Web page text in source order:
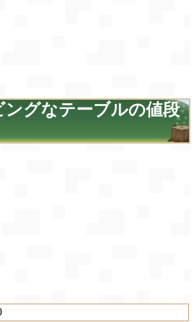
グなテーブルの値段